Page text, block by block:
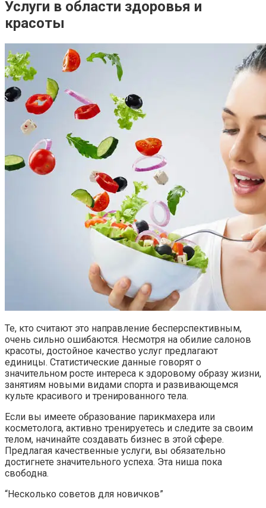
Услуги в области здоровья и
красоты
Те, кто считают это направление бесперспективным,
очень сильно ошибаются. Несмотря на обилие салонов
красоты, достойное качество услуг предлагают
единицы. Статистические данные говорят о
значительном росте интереса к здоровому образу жизни,
занятиям новыми видами спорта и развивающемся
культе красивого и тренированного тела.
Если вы имеете образование парикмахера или
косметолога, активно тренируетесь и следите за своим
телом, начинайте создавать бизнес в этой сфере.
Предлагая качественные услуги, вы обязательно
достигнете значительного успеха. Эта ниша пока
свободна.
“Несколько советов для новичков”